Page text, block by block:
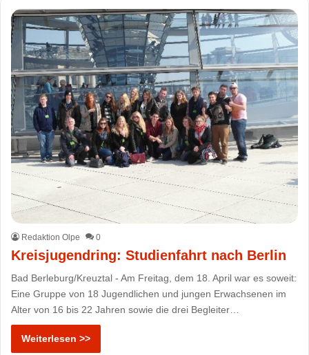
Redaktion Olpe 0
Kreisjugendring: Studienfahrt nach Berlin
Bad Berleburg/Kreuztal - Am Freitag, dem 18. April war es soweit:
Eine Gruppe von 18 Jugendlichen und jungen Erwachsenen im
Alter von 16 bis 22 Jahren sowie die drei Begleiter…
Weiterlesen >>